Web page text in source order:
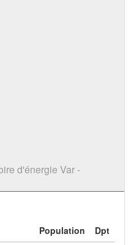
d'énergie Var -
Population
Dpt